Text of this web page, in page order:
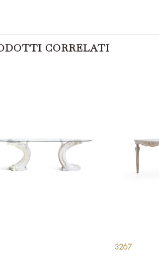
CORRELATI
3267